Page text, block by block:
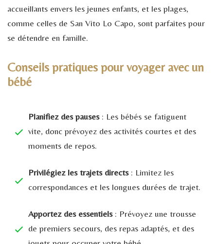
accueillants envers les jeunes enfants, et les plages,
comme celles de San Vito Lo Capo, sont parfaites pour
se détendre en famille.
Conseils pratiques pour voyager avec un
bébé
Planifiez des pauses: Les bébés se fatiguent
vite, donc prévoyez des activités courtes et des
moments de repos.
Privilégiez les trajets directs: Limitez les
correspondances et les longues durées de trajet.
Apportez des essentiels: Prévoyez une trousse
de premiers secours, des repas adaptés, et des